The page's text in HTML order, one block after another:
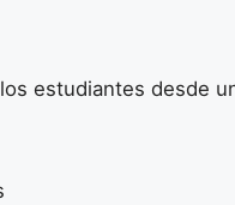
estudiantes desde